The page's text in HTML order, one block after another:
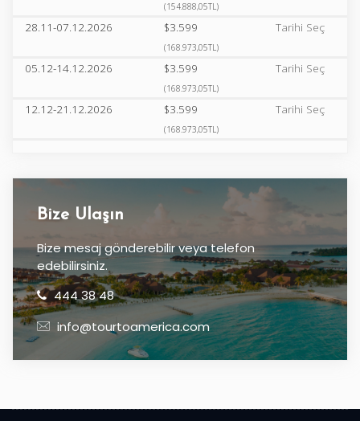
(154.888,05TL)
28.11-07.12.2026 $3.599
(168.973,05TL)
Tarihi Seç
05.12-14.12.2026 $3.599
(168.973,05TL)
Tarihi Seç
12.12-21.12.2026 $3.599
(168.973,05TL)
Tarihi Seç
Bize Ulaşın
Bize mesaj gönderebilir veya telefon
edebilirsiniz.
444 38 48
info@tourtoamerica.com